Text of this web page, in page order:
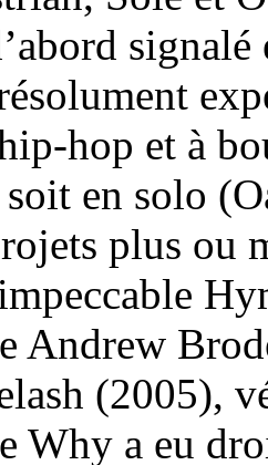
hop et à
en solo
plus
Andrew
(2005),
Why a eu